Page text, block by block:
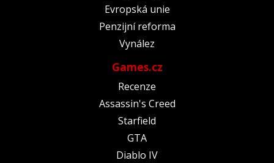
Evropská unie
Penzijní reforma
Vynález
Games.cz
Recenze
Assassin's Creed
Starfield
GTA
Diablo IV